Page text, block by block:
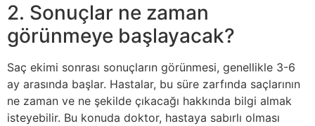
2. Sonuçlar ne zaman
görünmeye başlayacak?
Saç ekimi sonrası sonuçların görünmesi, genellikle 3-6
ay arasında başlar. Hastalar, bu süre zarfında saçlarının
ne zaman ve ne şekilde çıkacağı hakkında bilgi almak
isteyebilir. Bu konuda doktor, hastaya sabırlı olması